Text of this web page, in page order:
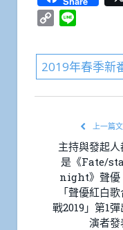
Copy
2019年春季新
上一篇
主持與發起人
是《Fate/
night》聲優
「聲優紅白
戰2019」第1彈
演者發